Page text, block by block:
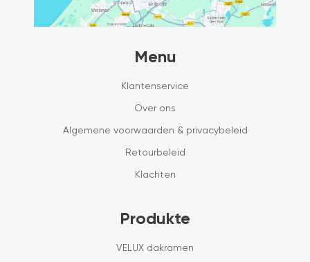
Menu
Klantenservice
Over ons
Algemene voorwaarden & privacybeleid
Retourbeleid
Klachten
Produkte
VELUX dakramen